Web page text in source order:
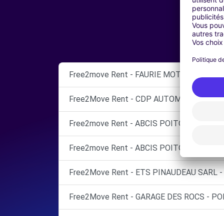
Free2move Rent - FAURIE MOTOR
Free2Move Rent - CDP AUTOMOBILES -
Free2move Rent - ABCIS POITOU BY
Free2move Rent - ABCIS POITOU BY
Free2Move Rent - ETS PINAUDEAU SARL -
Free2Move Rent - GARAGE DES ROCS -